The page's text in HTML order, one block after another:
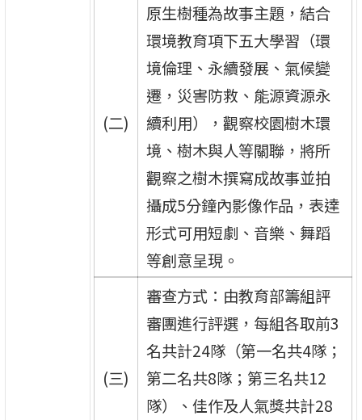
(二)
原生樹種為故事主題，結合
環境教育項下五大學習（環
境倫理、永續發展、氣候變
遷，災害防救、能源資源永
續利用），觀察校園樹木環
境、樹木與人等關聯，將所
觀察之樹木撰寫成故事並拍
攝成5分鐘內影像作品，表達
形式可用短劇、音樂、舞蹈
等創意呈現。
(三)
審查方式：由教育部籌組評
審團進行評選，每組各取前3
名共計24隊（第一名共4隊；
第二名共8隊；第三名共12
隊）、佳作及人氣獎共計28